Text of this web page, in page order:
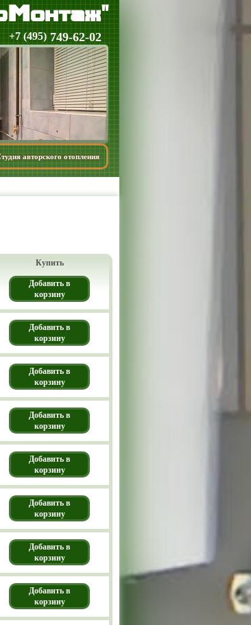
+7 (495) 749-62-02
авторского отопления
Купить
Добавить в
корзину
Добавить в
корзину
Добавить в
корзину
Добавить в
корзину
Добавить в
корзину
Добавить в
корзину
Добавить в
корзину
Добавить в
корзину